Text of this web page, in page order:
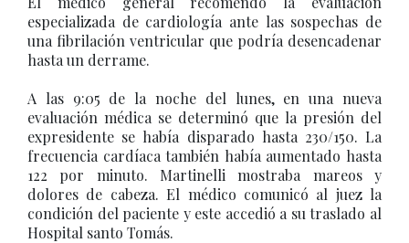
especializada de cardiología ante las sospechas de
una fibrilación ventricular que podría desencadenar
hasta un derrame.
A las 9:05 de la noche del lunes, en una nueva
evaluación médica se determinó que la presión del
expresidente se había disparado hasta 230/150. La
frecuencia cardíaca también había aumentado hasta
122 por minuto. Martinelli mostraba mareos y
dolores de cabeza. El médico comunicó al juez la
condición del paciente y este accedió a su traslado al
Hospital santo Tomás.